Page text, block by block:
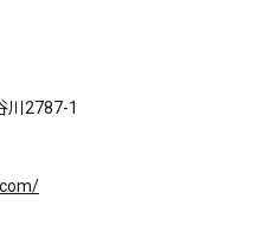
川2787-1